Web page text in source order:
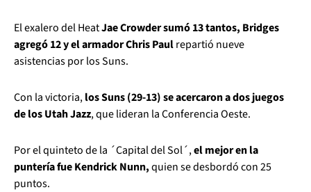
El exalero del HeatJae Crowder sumó 13 tantos, Bridges
agregó 12 y el armador Chris Paulrepartió nueve
asistencias por los Suns.
Con la victoria,los Suns (29-13) se acercaron a dos juegos
de los Utah Jazz, que lideran la Conferencia Oeste.
Por el quinteto de la ´Capital del Sol´,el mejor en la
puntería fue Kendrick Nunn,quien se desbordó con 25
puntos.